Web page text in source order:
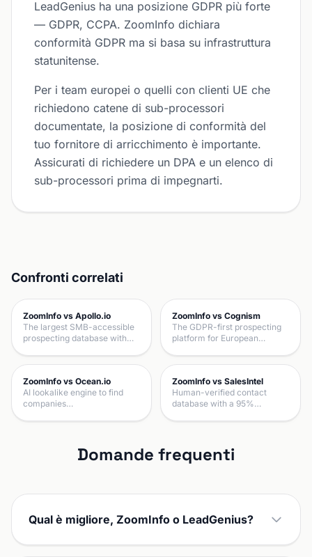
LeadGenius ha una posizione GDPR più forte
— GDPR, CCPA. ZoomInfo dichiara
conformità GDPR ma si basa su infrastruttura
statunitense.
Per i team europei o quelli con clienti UE che
richiedono catene di sub-processori
documentate, la posizione di conformità del
tuo fornitore di arricchimento è importante.
Assicurati di richiedere un DPA e un elenco di
sub-processori prima di impegnarti.
Confronti correlati
ZoomInfo vs Apollo.io
The largest SMB-accessible
prospecting database with…
ZoomInfo vs Cognism
The GDPR-first prospecting
platform for European…
ZoomInfo vs Ocean.io
AI lookalike engine to find
companies…
ZoomInfo vs SalesIntel
Human-verified contact
database with a 95%…
Domande frequenti
Qual è migliore, ZoomInfo o LeadGenius?